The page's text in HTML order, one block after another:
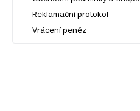
Reklamační protokol
Vrácení peněz